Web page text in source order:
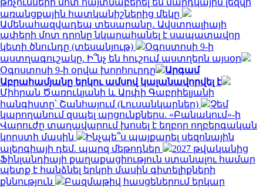
առանցքային հատկանիշներից մեկը
Ամենահազվադեպ տեսարանը․ Ավստրալիայի
ափերի մոտ դրոնը նկարահանել է սապատավոր
կետի ծնունդը (տեսանյութ)
Օգոստոսի 9-ի
աստղագուշակը. Ի՞նչ են հուշում աստղերն այսօր
Օգոստոսի 9-ի օրվա խորհուրդը
Արգամ
Աբրահամյանը երկու ամսով կալանավորվել է
Միհրան Ծառուկյանի և Արփի Գաբրիելյանի
հանգիստը՝ Շանհայում (Լուսանկարներ)
Չեմ
կարողանում զսպել արցունքներս. «Բանակում»-ի
Վարուժը տաղավարում խոսել է եղբոր ողբերգական
կորստի մասին
Ինչպե՞ս պայքարել սեզոնային
ալերգիայի դեմ. պարզ մեթոդներ
2027 թվականից
Ֆինլանդիայի քաղաքացիություն ստանալու համար
պետք է հանձնել երկրի մասին գիտելիքների
քննություն
Բազմաթիվ հասցեներում երկար